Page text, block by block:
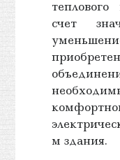
счет
м здания.